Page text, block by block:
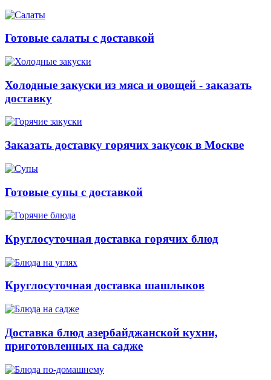
Готовые салаты с доставкой
Холодные закуски из мяса и овощей - заказать
доставку
Заказать доставку горячих закусок в Москве
Готовые супы с доставкой
Круглосуточная доставка горячих блюд
Круглосуточная доставка шашлыков
Доставка блюд азербайджанской кухни,
приготовленных на садже